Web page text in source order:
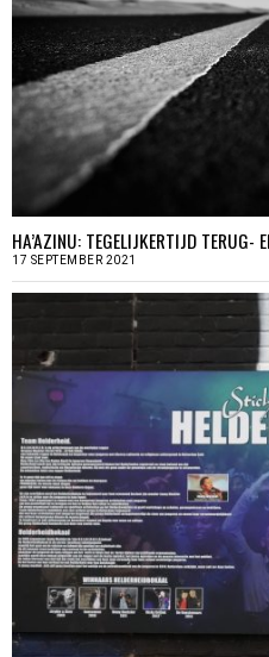
HA’AZINU: TEGELIJKERTIJD TERUG-
17 SEPTEMBER 2021